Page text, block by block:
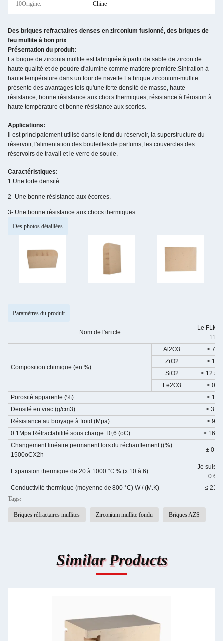
10Origine: Chine
Des briques refractaires denses en zirconium fusionné, des briques de
feu mullite à bon prix
Présentation du produit:
La brique de zirconia mullite est fabriquée à partir de sable de zircon de
haute qualité et de poudre d'alumine comme matière première.Sintration à
haute température dans un four de navette La brique zirconium-mullite
présente des avantages tels qu'une forte densité de masse, haute
résistance, bonne résistance aux chocs thermiques, résistance à l'érosion à
haute température et bonne résistance aux scories.
Applications:
Il est principalement utilisé dans le fond du réservoir, la superstructure du
réservoir, l'alimentation des bouteilles de parfums, les couvercles des
réservoirs de travail et le verre de soude.
Caractéristiques:
1.Une forte densité.
2- Une bonne résistance aux écorces.
3- Une bonne résistance aux chocs thermiques.
Des photos détaillées
Paramètres du produit
Nom de l'article
Le
11
Composition chimique (en %)
Al2O3
≥ 72
ZrO2
≥ 11
SiO2
≤ 12
Fe2O3
≤ 05
Porosité apparente (%)
≤ 17
Densité en vrac (g/cm3)
≥ 3.1
Résistance au broyage à froid (Mpa)
≥ 90
0.1Mpa Réfractabilité sous charge T0,6 (oC)
≥ 1630
Changement linéaire permanent lors du réchauffement ((%)
1500oCX2h
± 0.3
Expansion thermique de 20 à 1000 °C % (x 10 à 6)
Je suis à
0.6
Conductivité thermique (moyenne de 800 °C) W / (M.K)
≤ 219
Tags:
Briques réfractaires mullites Zirconium mullite fondu Briques AZS
Similar Products